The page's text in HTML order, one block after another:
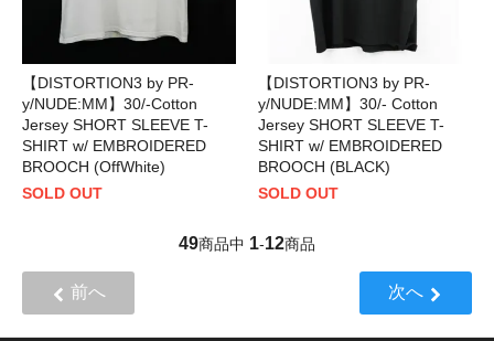
【DISTORTION3 by PR-
y/NUDE:MM】30/-Cotton
Jersey SHORT SLEEVE T-
SHIRT w/ EMBROIDERED
BROOCH (OffWhite)
SOLD OUT
【DISTORTION3 by PR-
y/NUDE:MM】30/- Cotton
Jersey SHORT SLEEVE T-
SHIRT w/ EMBROIDERED
BROOCH (BLACK)
SOLD OUT
49商品中 1-12商品
前へ 次へ